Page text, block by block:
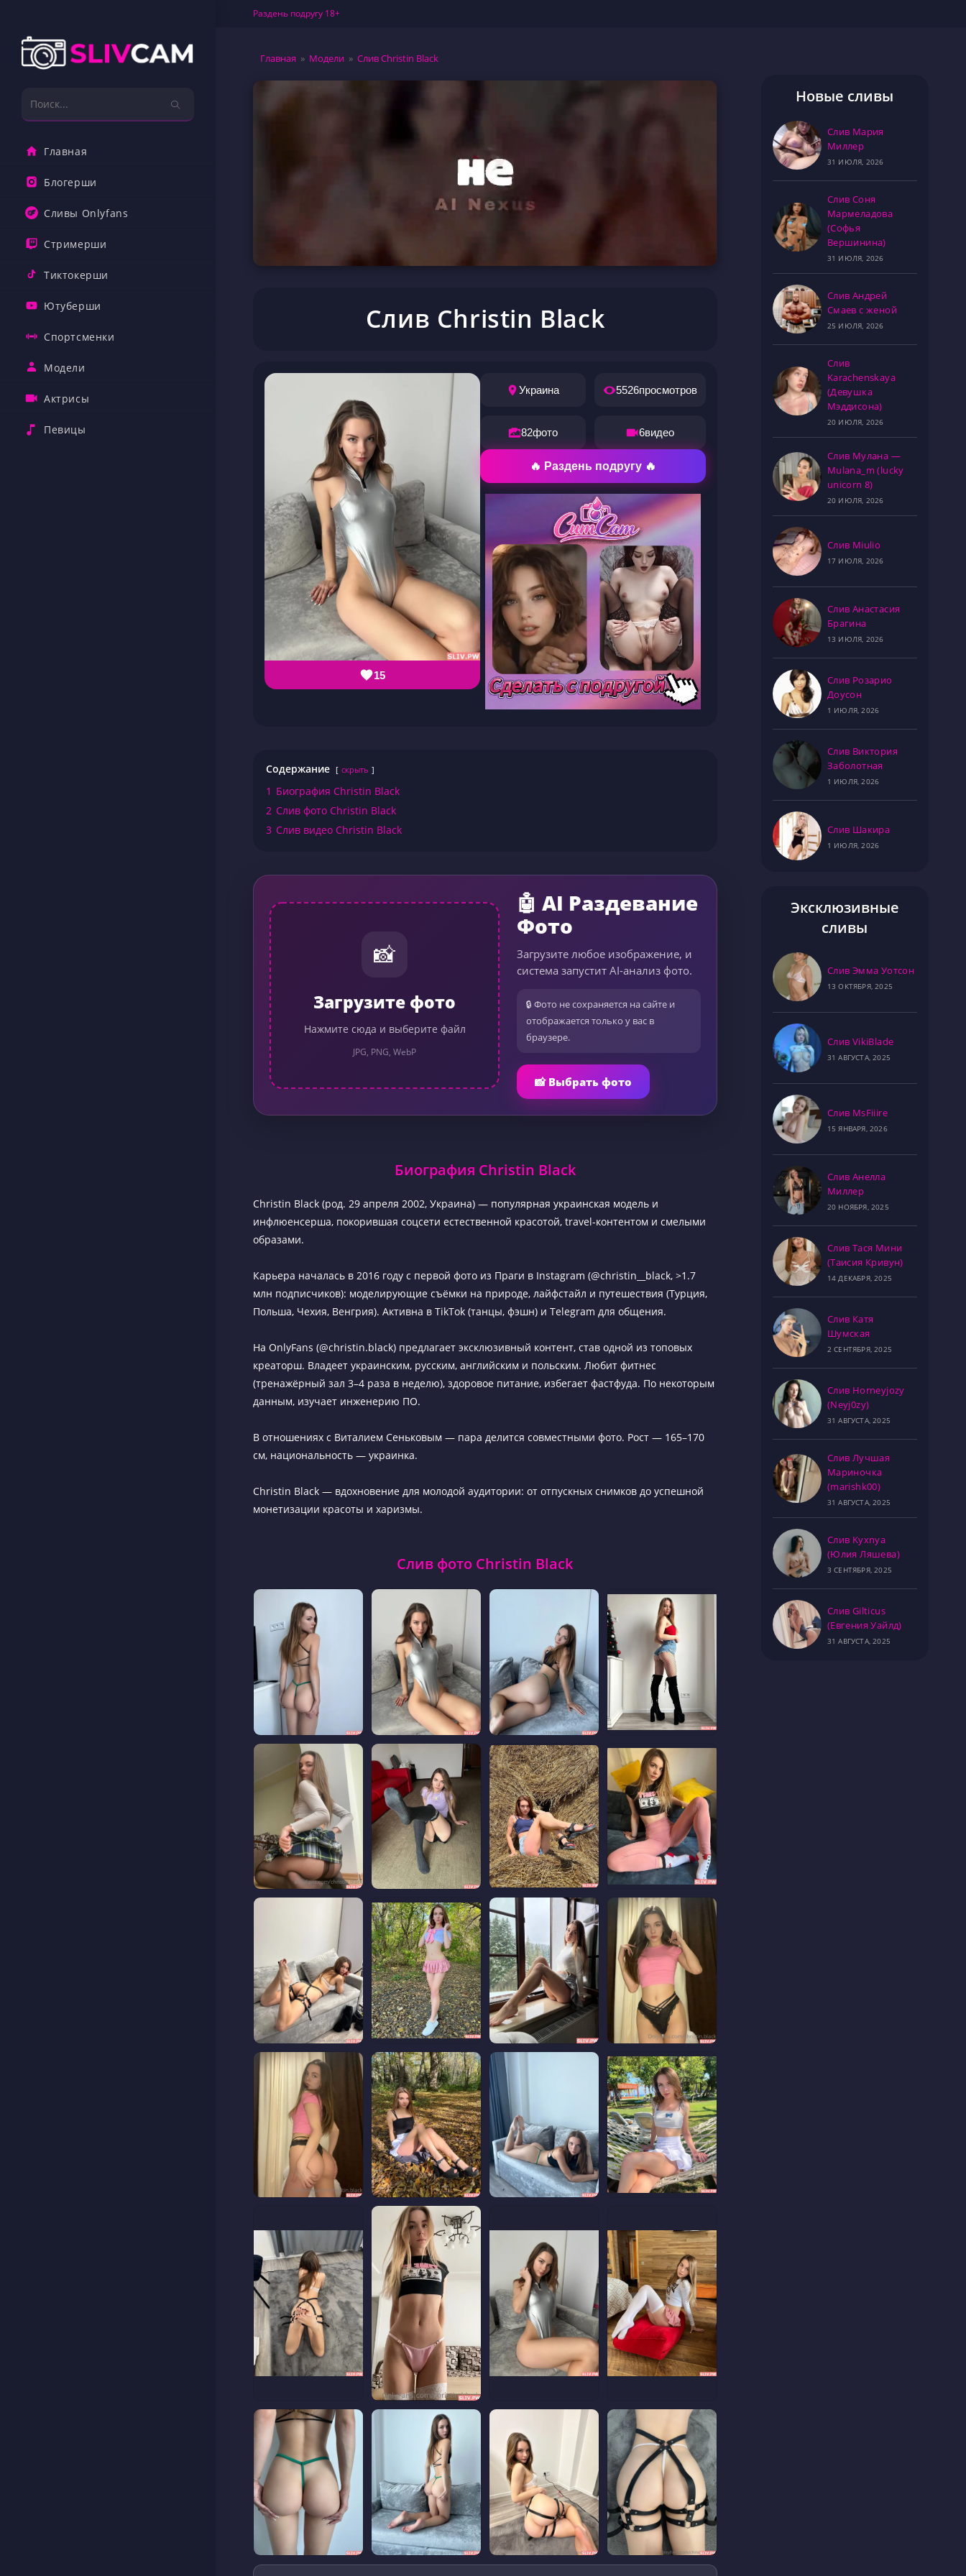
ПерейтиРаздень подругу 18+
Главная
Блогерши
Сливы Onlyfans
Стримерши
Тиктокерши
Ютуберши
Спортсменки
Модели
Актрисы
Певицы
сайте
Главная » Модели » Слив Christin Black
Слив Christin Black
15
Украина 5526просмотров
82фото 6видео
🔥 Раздень подругу 🔥
Содержание скрыть
1 Биография Christin Black
2 Слив фото Christin Black
3 Слив видео Christin Black
📸
Загрузите фото
Нажмите сюда и выберите файл
JPG, PNG, WebP
🤖 AI Раздевание
Фото
Загрузите любое изображение, и
система запустит AI-анализ фото.
🔒 Фото не сохраняется на сайте и
отображается только у вас в
браузере.
📸 Выбрать фото
Биография Christin Black
Christin Black (род. 29 апреля 2002, Украина) — популярная украинская модель и
инфлюенсерша, покорившая соцсети естественной красотой, travel-контентом и смелыми
образами.
Карьера началась в 2016 году с первой фото из Праги в Instagram (@christin__black, >1.7
млн подписчиков): моделирующие съёмки на природе, лайфстайл и путешествия (Турция,
Польша, Чехия, Венгрия). Активна в TikTok (танцы, фэшн) и Telegram для общения.
На OnlyFans (@christin.black) предлагает эксклюзивный контент, став одной из топовых
креаторш. Владеет украинским, русским, английским и польским. Любит фитнес
(тренажёрный зал 3–4 раза в неделю), здоровое питание, избегает фастфуда. По некоторым
данным, изучает инженерию ПО.
В отношениях с Виталием Сеньковым — пара делится совместными фото. Рост — 165–170
см, национальность — украинка.
Christin Black — вдохновение для молодой аудитории: от отпускных снимков до успешной
монетизации красоты и харизмы.
Слив фото Christin Black
Новые сливы
Слив Мария
Миллер
31 ИЮЛЯ, 2026
Слив Соня
Мармеладова
(Софья
Вершинина)
31 ИЮЛЯ, 2026
Слив Андрей
Смаев с женой
25 ИЮЛЯ, 2026
Слив
Karachenskaya
(Девушка
Мэддисона)
20 ИЮЛЯ, 2026
Слив Мулана —
Mulana_m (lucky
unicorn 8)
20 ИЮЛЯ, 2026
Слив Miulio
17 ИЮЛЯ, 2026
Слив Анастасия
Брагина
13 ИЮЛЯ, 2026
Слив Розарио
Доусон
1 ИЮЛЯ, 2026
Слив Виктория
Заболотная
1 ИЮЛЯ, 2026
Слив Шакира
1 ИЮЛЯ, 2026
Эксклюзивные
сливы
Слив Эмма Уотсон
13 ОКТЯБРЯ, 2025
Слив VikiBlade
31 АВГУСТА, 2025
Слив MsFiiire
15 ЯНВАРЯ, 2026
Слив Анелла
Миллер
20 НОЯБРЯ, 2025
Слив Тася Мини
(Таисия Кривун)
14 ДЕКАБРЯ, 2025
Слив Катя
Шумская
2 СЕНТЯБРЯ, 2025
Слив Horneyjozy
(Neyj0zy)
31 АВГУСТА, 2025
Слив Лучшая
Мариночка
(marishk00)
31 АВГУСТА, 2025
Слив Kyxnya
(Юлия Ляшева)
3 СЕНТЯБРЯ, 2025
Слив Gilticus
(Евгения Уайлд)
31 АВГУСТА, 2025